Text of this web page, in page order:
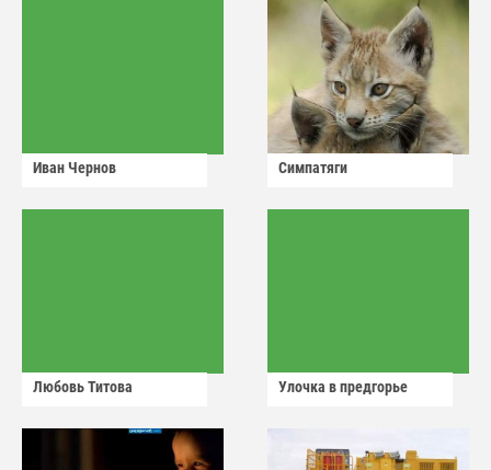
Иван Чернов Симпатяги
Любовь Титова Улочка в предгорье